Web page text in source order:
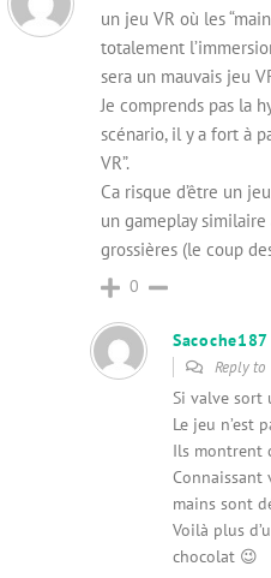
un jeu VR où les
totalement
sera un mauvais jeu
Je comprends pas la
scénario, il y a fort à
VR”.
Ca risque d’être un
un gameplay
grossières (le coup
0
Sacoche187
Reply to
Si valve sort
Le jeu n’est
Ils montrent
mains sont
Voilà plus
chocolat 😉